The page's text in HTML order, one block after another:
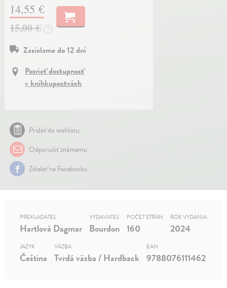
14,55 €
15,00 €
?
Zasielame do 12 dní
Pozrieť dostupnosť
v kníhkupectvách
Pridať do wishlistu
Odporučiť známemu
Zdielať na Facebooku
PREKLADATEĽ
Hartlová Dagmar
VYDAVATEĽ
Bourdon
POČET STRÁN
160
ROK VYDANIA
2024
JAZYK
Čeština
VÄZBA
Tvrdá väzba / Hardback
EAN
9788076111462